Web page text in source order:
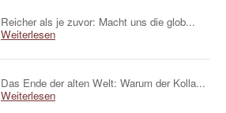
Reicher als je zuvor: Macht uns die glob...
Weiterlesen
Das Ende der alten Welt: Warum der Kolla...
Weiterlesen